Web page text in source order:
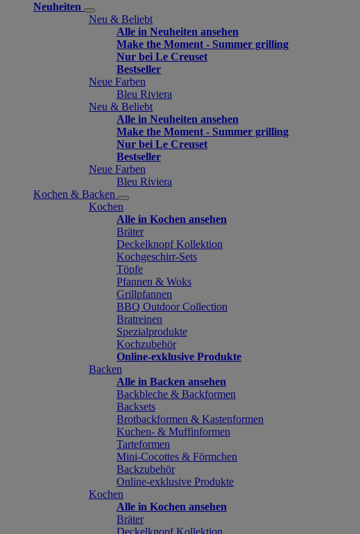
Neuheiten
Neu & Beliebt
Alle in Neuheiten ansehen
Make the Moment - Summer grilling
Nur bei Le Creuset
Bestseller
Neue Farben
Bleu Riviera
Neu & Beliebt
Alle in Neuheiten ansehen
Make the Moment - Summer grilling
Nur bei Le Creuset
Bestseller
Neue Farben
Bleu Riviera
Kochen & Backen
Kochen
Alle in Kochen ansehen
Bräter
Deckelknopf Kollektion
Kochgeschirr-Sets
Töpfe
Pfannen & Woks
Grillpfannen
BBQ Outdoor Collection
Bratreinen
Spezialprodukte
Kochzubehör
Online-exklusive Produkte
Backen
Alle in Backen ansehen
Backbleche & Backformen
Backsets
Brotbackformen & Kastenformen
Kuchen- & Muffinformen
Tarteformen
Mini-Cocottes & Förmchen
Backzubehör
Online-exklusive Produkte
Kochen
Alle in Kochen ansehen
Bräter
Deckelknopf Kollektion